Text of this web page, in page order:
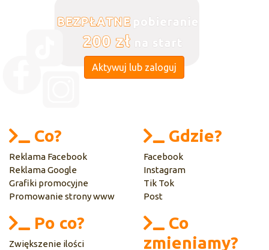
Aktywuj lub zaloguj
Co?
Reklama Facebook
Reklama Google
Grafiki promocyjne
Promowanie strony www
Gdzie?
Facebook
Instagram
Tik Tok
Post
Po co?
Zwiększenie ilości
Co
zmieniamy?